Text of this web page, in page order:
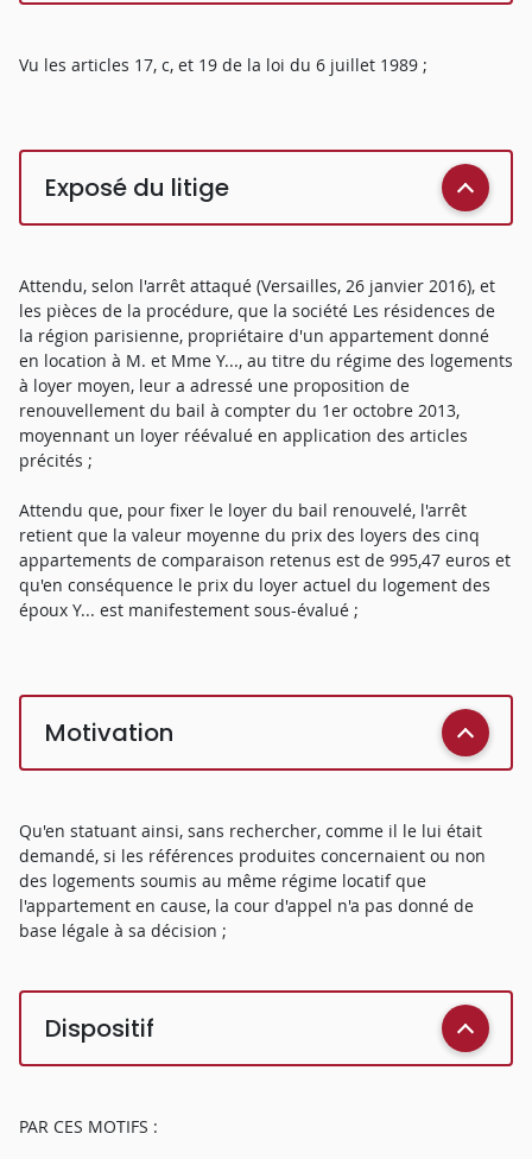
Vu les articles 17, c, et 19 de la loi du 6 juillet 1989 ;
Exposé du litige
Attendu, selon l'arrêt attaqué (Versailles, 26 janvier 2016), et
les pièces de la procédure, que la société Les résidences de
la région parisienne, propriétaire d'un appartement donné
en location à M. et Mme Y..., au titre du régime des logements
à loyer moyen, leur a adressé une proposition de
renouvellement du bail à compter du 1er octobre 2013,
moyennant un loyer réévalué en application des articles
précités ;
Attendu que, pour fixer le loyer du bail renouvelé, l'arrêt
retient que la valeur moyenne du prix des loyers des cinq
appartements de comparaison retenus est de 995,47 euros et
qu'en conséquence le prix du loyer actuel du logement des
époux Y... est manifestement sous-évalué ;
Motivation
Qu'en statuant ainsi, sans rechercher, comme il le lui était
demandé, si les références produites concernaient ou non
des logements soumis au même régime locatif que
l'appartement en cause, la cour d'appel n'a pas donné de
base légale à sa décision ;
Dispositif
PAR CES MOTIFS :